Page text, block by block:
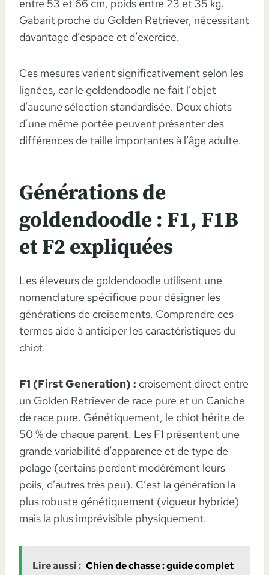
entre 53 et 66 cm, poids entre 23 et 35 kg.
Gabarit proche du Golden Retriever, nécessitant
davantage d’espace et d’exercice.
Ces mesures varient significativement selon les
lignées, car le goldendoodle ne fait l’objet
d’aucune sélection standardisée. Deux chiots
d’une même portée peuvent présenter des
différences de taille importantes à l’âge adulte.
Générations de
goldendoodle : F1, F1B
et F2 expliquées
Les éleveurs de goldendoodle utilisent une
nomenclature spécifique pour désigner les
générations de croisements. Comprendre ces
termes aide à anticiper les caractéristiques du
chiot.
F1 (First Generation) : croisement direct entre
un Golden Retriever de race pure et un Caniche
de race pure. Génétiquement, le chiot hérite de
50 % de chaque parent. Les F1 présentent une
grande variabilité d’apparence et de type de
pelage (certains perdent modérément leurs
poils, d’autres très peu). C’est la génération la
plus robuste génétiquement (vigueur hybride)
mais la plus imprévisible physiquement.
Lire aussi : Chien de chasse : guide complet